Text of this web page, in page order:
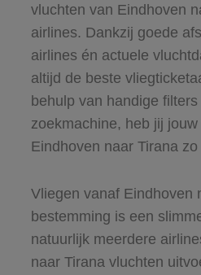
vluchten van Eindhoven
airlines. Dankzij goede
airlines én actuele
altijd de beste
behulp van handige
zoekmachine, heb jij
Eindhoven naar Tirana
Vliegen vanaf Eindhoven
bestemming is een
natuurlijk meerdere
naar Tirana vluchten